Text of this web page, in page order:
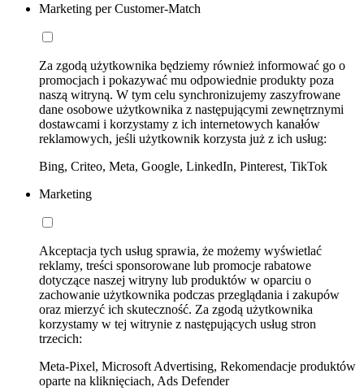
Marketing per Customer-Match
Za zgodą użytkownika będziemy również informować go o
promocjach i pokazywać mu odpowiednie produkty poza
naszą witryną. W tym celu synchronizujemy zaszyfrowane
dane osobowe użytkownika z następującymi zewnętrznymi
dostawcami i korzystamy z ich internetowych kanałów
reklamowych, jeśli użytkownik korzysta już z ich usług:
Bing, Criteo, Meta, Google, LinkedIn, Pinterest, TikTok
Marketing
Akceptacja tych usług sprawia, że możemy wyświetlać
reklamy, treści sponsorowane lub promocje rabatowe
dotyczące naszej witryny lub produktów w oparciu o
zachowanie użytkownika podczas przeglądania i zakupów
oraz mierzyć ich skuteczność. Za zgodą użytkownika
korzystamy w tej witrynie z następujących usług stron
trzecich:
Meta-Pixel, Microsoft Advertising, Rekomendacje produktów
oparte na kliknięciach, Ads Defender